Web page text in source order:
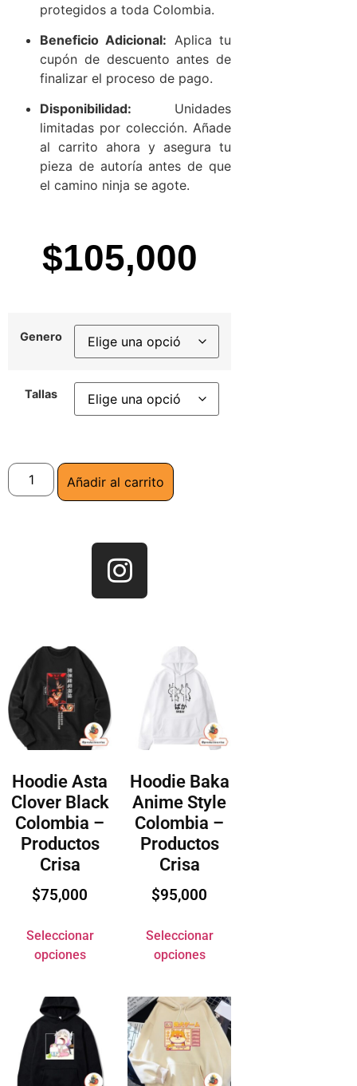
protegidos a toda Colombia.
Beneficio Adicional: Aplica tu
cupón de descuento antes de
finalizar el proceso de pago.
Disponibilidad: Unidades
limitadas por colección. Añade
al carrito ahora y asegura tu
pieza de autoría antes de que
el camino ninja se agote.
$105,000
Genero
Tallas
Añadir al carrito
Hoodie Asta
Clover Black
Colombia –
Productos
Crisa
$75,000
Seleccionar
opciones
Hoodie Baka
Anime Style
Colombia –
Productos
Crisa
$95,000
Seleccionar
opciones